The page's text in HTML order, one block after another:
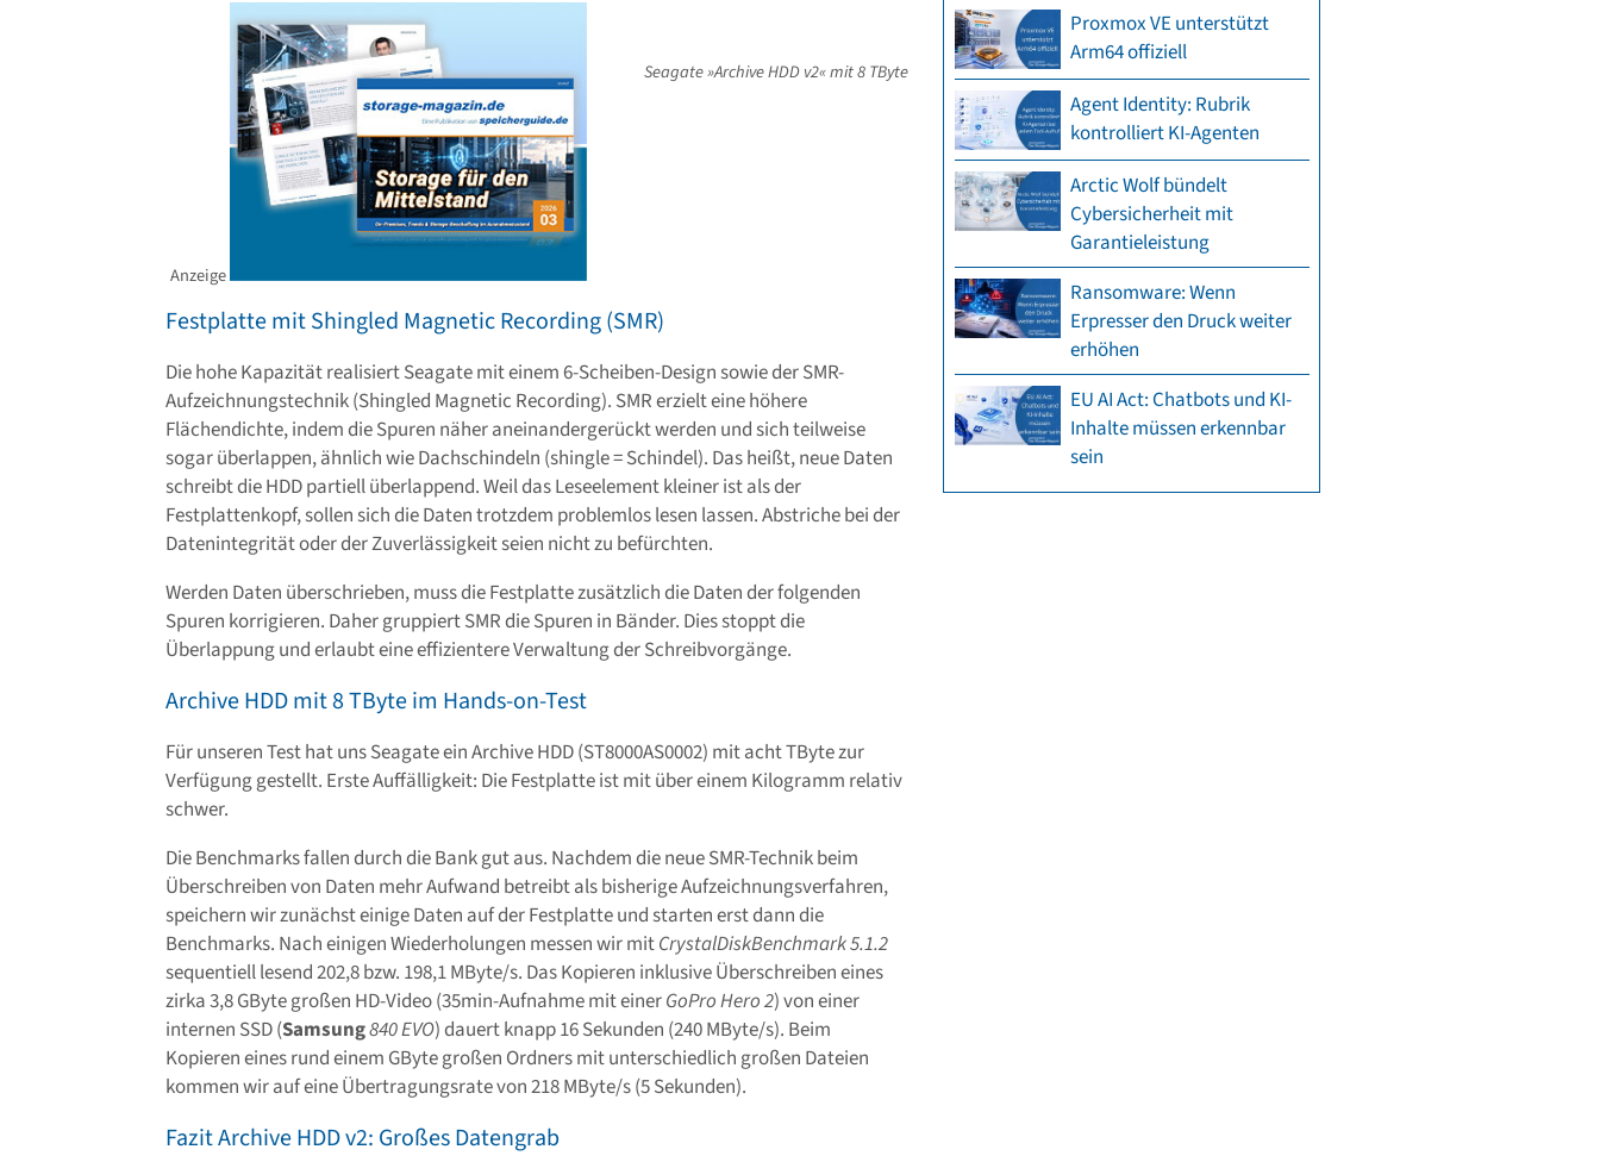
Seagate »Archive HDD v2« mit 8 TByte
Anzeige
Festplatte mit Shingled Magnetic Recording (SMR)
Die hohe Kapazität realisiert Seagate mit einem 6-Scheiben-Design sowie der SMR-
Aufzeichnungstechnik (Shingled Magnetic Recording). SMR erzielt eine höhere
Flächendichte, indem die Spuren näher aneinandergerückt werden und sich teilweise
sogar überlappen, ähnlich wie Dachschindeln (shingle = Schindel). Das heißt, neue Daten
schreibt die HDD partiell überlappend. Weil das Leseelement kleiner ist als der
Festplattenkopf, sollen sich die Daten trotzdem problemlos lesen lassen. Abstriche bei der
Datenintegrität oder der Zuverlässigkeit seien nicht zu befürchten.
Werden Daten überschrieben, muss die Festplatte zusätzlich die Daten der folgenden
Spuren korrigieren. Daher gruppiert SMR die Spuren in Bänder. Dies stoppt die
Überlappung und erlaubt eine effizientere Verwaltung der Schreibvorgänge.
Archive HDD mit 8 TByte im Hands-on-Test
Für unseren Test hat uns Seagate ein Archive HDD (ST8000AS0002) mit acht TByte zur
Verfügung gestellt. Erste Auffälligkeit: Die Festplatte ist mit über einem Kilogramm relativ
schwer.
Die Benchmarks fallen durch die Bank gut aus. Nachdem die neue SMR-Technik beim
Überschreiben von Daten mehr Aufwand betreibt als bisherige Aufzeichnungsverfahren,
speichern wir zunächst einige Daten auf der Festplatte und starten erst dann die
Benchmarks. Nach einigen Wiederholungen messen wir mitCrystalDiskBenchmark 5.1.2
sequentiell lesend 202,8 bzw. 198,1 MByte/s. Das Kopieren inklusive Überschreiben eines
zirka 3,8 GByte großen HD-Video (35min-Aufnahme mit einerGoPro Hero 2) von einer
internen SSD (Samsung840 EVO) dauert knapp 16 Sekunden (240 MByte/s). Beim
Kopieren eines rund einem GByte großen Ordners mit unterschiedlich großen Dateien
kommen wir auf eine Übertragungsrate von 218 MByte/s (5 Sekunden).
Fazit Archive HDD v2: Großes Datengrab
Proxmox VE unterstützt
Arm64 offiziell
Agent Identity: Rubrik
kontrolliert KI-Agenten
Arctic Wolf bündelt
Cybersicherheit mit
Garantieleistung
Ransomware: Wenn
Erpresser den Druck weiter
erhöhen
EU AI Act: Chatbots und KI-
Inhalte müssen erkennbar
sein